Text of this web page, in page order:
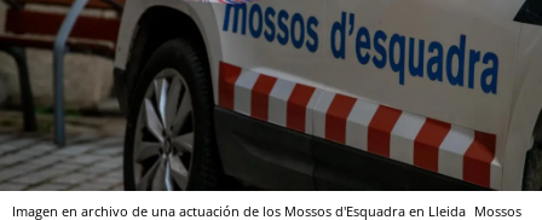
Imagen en archivo de una actuación de los Mossos d'Esquadra en Lleida Mossos